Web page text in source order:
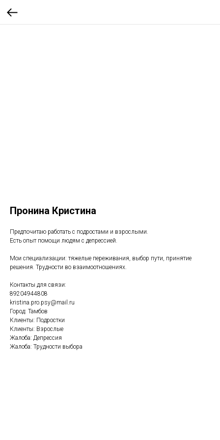
Пронина Кристина
Предпочитаю работать с подростами и взрослыми.
Есть опыт помощи людям с депрессией.
Мои специализации: тяжелые переживания, выбор пути, принятие
решения. Трудности во взаимоотношениях.
Контакты для связи:
89204944808
kristina.pro.psy@mail.ru
Город: Тамбов
Клиенты: Подростки
Клиенты: Взрослые
Жалоба: Депрессия
Жалоба: Трудности выбора